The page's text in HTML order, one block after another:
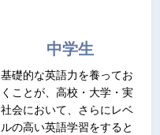
中学生
基礎的な英語力を養ってお
くことが、高校・大学・実
社会において、さらにレベ
ルの高い英語学習をすると